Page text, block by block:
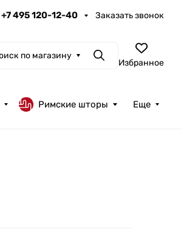
+7 495 120-12-40 Заказать звонок
по магазину ПоискИзбранное
Римские шторы Еще